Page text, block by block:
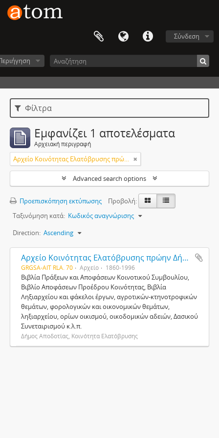
Σύνδεση
Φίλτρα
Εμφανίζει 1 αποτελέσματα
Αρχειακή περιγραφή
Aρχείο Κοινότητας Ελατόβρυσης πρώην Δήμου Αποδοτίας
Advanced search options
Προεπισκόπηση εκτύπωσης
Προβολή:
Ταξινόμηση κατά: Κωδικός αναγνώρισης
Direction: Ascending
Aρχείο Κοινότητας Ελατόβρυσης πρώην Δήμου Αποδοτίας
GRGSA-AIT RLA. 70 Αρχείο 1860-1996
Βιβλία Πράξεων και Αποφάσεων Κοινοτικού Συμβουλίου,
Βιβλίο Αποφάσεων Προέδρου Κοινότητας, Βιβλία
Ληξιαρχείου και φάκελοι έργων, αγροτικών-κτηνοτροφικών
θεμάτων, φορολογικών και οικονομικών θεμάτων,
ληξιαρχείου, ορίων οικισμού, οικοδομικών αδειών, Δασικού
Συνεταιρισμού κ.λ.π.
Δήμος Αποδοτίας, Κοινότητα Ελατόβρυσης